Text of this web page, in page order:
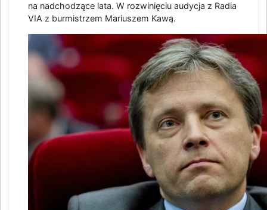
na nadchodzące lata. W rozwinięciu audycja z Radia
VIA z burmistrzem Mariuszem Kawą.